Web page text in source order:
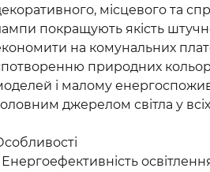
місцевого та
покращують якість
на комунальних
природних
і малому
джерелом світла у
Енергоефективність